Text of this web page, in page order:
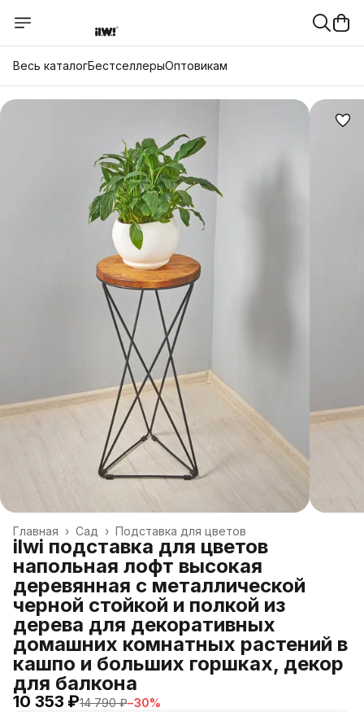
Весь каталогБестселлерыОптовикам
Подставка для цветов
Сад ›
Главная ›
ilwi подставка для цветов
напольная лофт высокая
деревянная с металлической
черной стойкой и полкой из
дерева для декоративных
домашних комнатных растений в
кашпо и больших горшках, декор
для балкона
10 353 ₽14 790 ₽−30%